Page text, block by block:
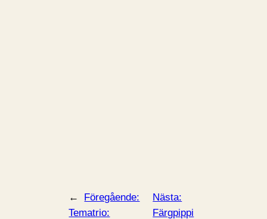
←
Föregående:
Tematrio:
Nästa:
Färgpippi